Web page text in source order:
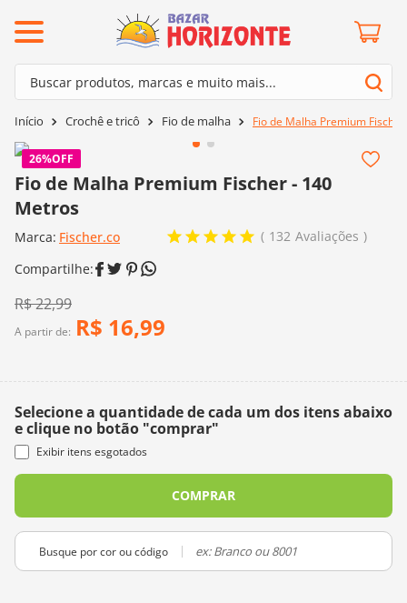
Buscar produtos, marcas e muito mais...
Crochê e tricô Fio de malha Fio de Malha Premium
26%OFF
Fio de Malha Premium Fischer - 140
Metros
Marca: Fischer.co 132 Avaliações
R$22,99
A partir de: R$ 16,99
Selecione a quantidade de cada um dos itens abaixo
e clique no botão "comprar"
Exibir itens esgotados
COMPRAR
Busque por cor ou código
Termos mais buscados
2º mollet
3º kit amigurumi
4º agulha crochê
5º fio amigurumi
6º lã cisne
7º batik
10º charme
mais buscados
barroco
mollet
kit amigurumi
agulha crochê
fio amigurumi
euroroma